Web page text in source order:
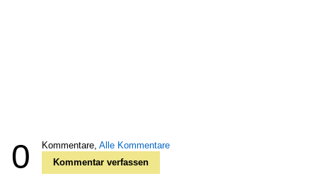
0 Kommentare, Alle Kommentare
Kommentar verfassen